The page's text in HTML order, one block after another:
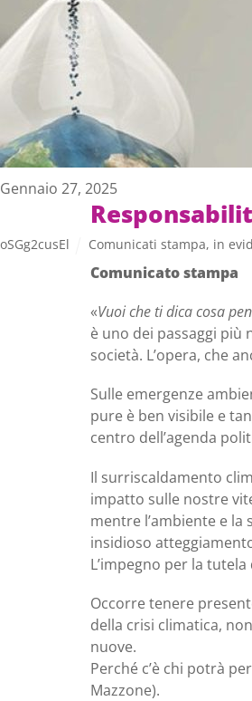
Gennaio 27, 2025
oSGg2cusEl Comunicati stampa, in
Comunicato stampa
«Vuoi che ti dica cosa
è uno dei passaggi più
società. L’opera, che
Sulle emergenze
pure è ben visibile e
centro dell’agenda
Il surriscaldamento
impatto sulle nostre
mentre l’ambiente e
insidioso
L’impegno per la
Occorre tenere
della crisi climatica,
nuove.
Perché c’è chi potrà
Mazzone).